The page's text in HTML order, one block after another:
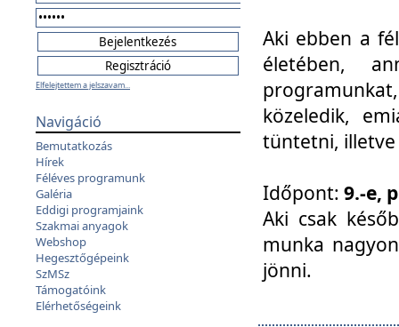
Elfelejtettem a jelszavam...
Navigáció
Bemutatkozás
Hírek
Féléves programunk
Galéria
Eddigi programjaink
Szakmai anyagok
Webshop
Hegesztőgépeink
SzMSz
Támogatóink
Elérhetőségeink
Aki ebben a
életében,
közeledik,
tüntetni, illetve
Időpont: 9.-e,
Aki csak
munka
jönni.